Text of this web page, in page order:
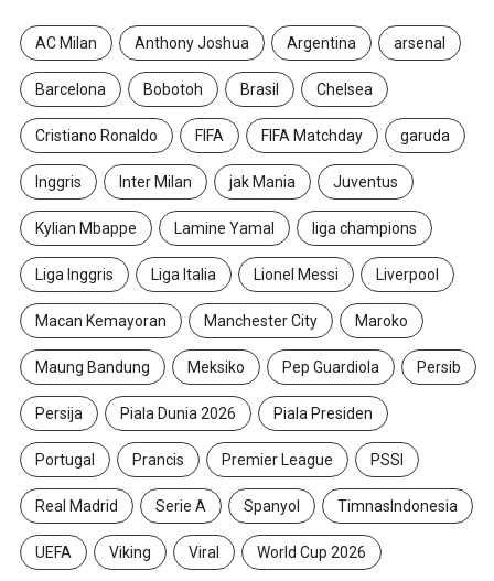
AC Milan Anthony Joshua Argentina arsenal
Barcelona Bobotoh Brasil Chelsea
Cristiano Ronaldo FIFA FIFA Matchday garuda
Inggris Inter Milan jak Mania Juventus
Kylian Mbappe Lamine Yamal liga champions
Liga Inggris Liga Italia Lionel Messi Liverpool
Macan Kemayoran Manchester City Maroko
Maung Bandung Meksiko Pep Guardiola Persib
Persija Piala Dunia 2026 Piala Presiden
Portugal Prancis Premier League PSSI
Real Madrid Serie A Spanyol TimnasIndonesia
UEFA Viking Viral World Cup 2026